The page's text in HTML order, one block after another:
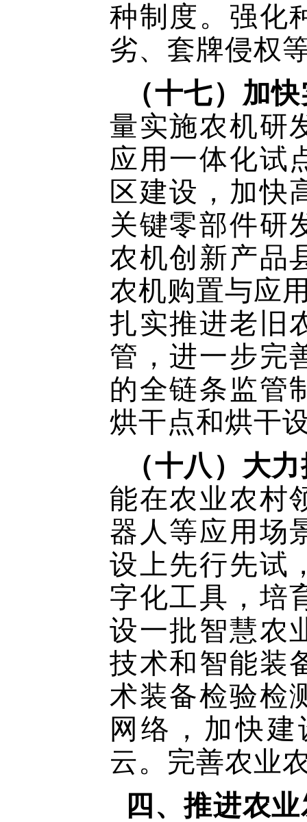
种制度。强化
劣、套牌侵权
（十七）加
量实施农机研
应用一体化试
区建设，加快
关键零部件研
农机创新产品
农机购置与应
扎实推进老旧
管，进一步完
的全链条监管
烘干点和烘干
（十八）大
能在农业农村
器人等应用场
设上先行先试
字化工具，培
设一批智慧农
技术和智能装
术装备检验检
网络，加快
云。完善农业
四、推进农